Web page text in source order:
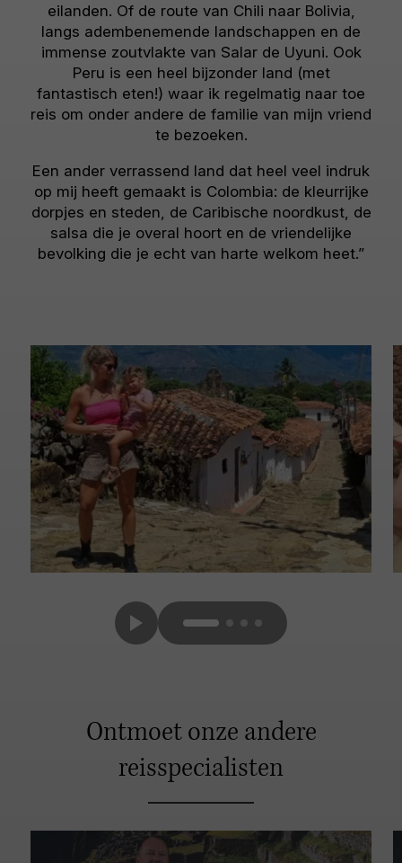
eilanden. Of de route van Chili naar Bolivia,
langs adembenemende landschappen en de
immense zoutvlakte van Salar de Uyuni. Ook
Peru is een heel bijzonder land (met
fantastisch eten!) waar ik regelmatig naar toe
reis om onder andere de familie van mijn vriend
te bezoeken.
Een ander verrassend land dat heel veel indruk
op mij heeft gemaakt is Colombia: de kleurrijke
dorpjes en steden, de Caribische noordkust, de
salsa die je overal hoort en de vriendelijke
bevolking die je echt van harte welkom heet.”
Ontmoet onze andere
reisspecialisten